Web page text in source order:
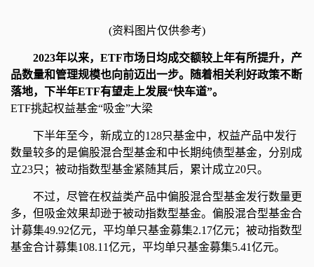
(资料图片仅供参考)
2023年以来，ETF市场日均成交额较上年有所提升，产
品数量和管理规模也向前迈出一步。随着相关利好政策不断
落地，下半年ETF有望走上发展“快车道”。
ETF挑起权益基金“吸金”大梁
下半年至今，新成立的128只基金中，权益产品中发行
数量较多的是偏股混合型基金和中长期纯债型基金，分别成
立23只；被动指数型基金紧随其后，累计成立20只。
不过，尽管在权益类产品中偏股混合型基金发行数量更
多，但吸金效果却逊于被动指数型基金。偏股混合型基金合
计募集49.92亿元，平均单只基金募集2.17亿元；被动指数型
基金合计募集108.11亿元，平均单只基金募集5.41亿元。